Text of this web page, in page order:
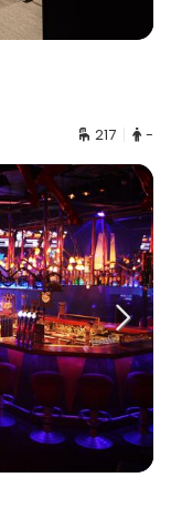
217 -